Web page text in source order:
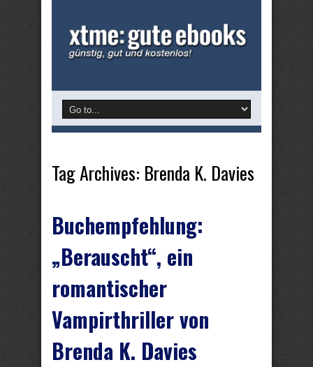
Tag Archives: Brenda K. Davies
Buchempfehlung:
„Berauscht“, ein
romantischer
Vampirthriller von
Brenda K. Davies